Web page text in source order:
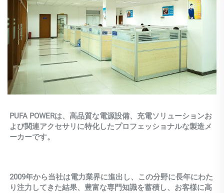
PUFA POWERは、高品質な電源設備、充電ソリューションお
よび関連アクセサリに特化したプロフェッショナルな製造メ
ーカーです。
2009年から当社は電力業界に進出し、この分野に長年にわた
り注力してきた結果、豊富な専門知識を蓄積し、お客様に高